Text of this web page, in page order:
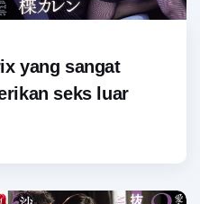
yang sangat
seks luar